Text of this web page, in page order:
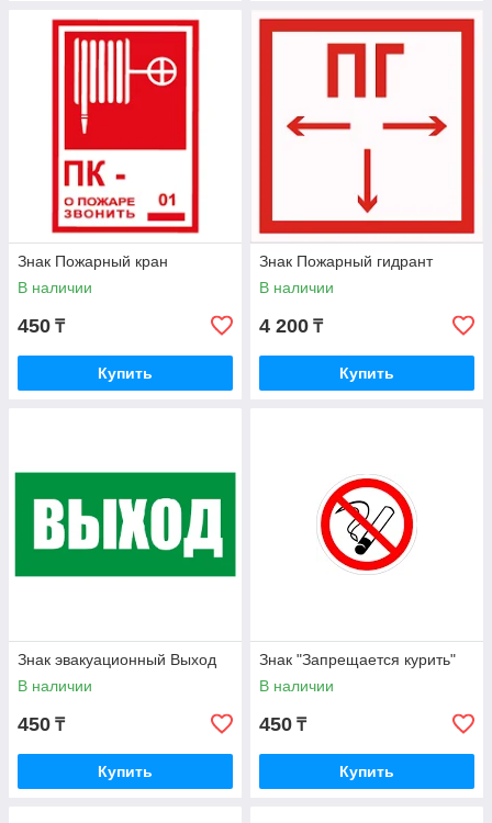
Знак Пожарный кран
В наличии
450 ₸
Купить
Знак Пожарный гидрант
В наличии
4 200 ₸
Купить
Знак эвакуационный Выход
В наличии
450 ₸
Купить
Знак "Запрещается курить"
В наличии
450 ₸
Купить